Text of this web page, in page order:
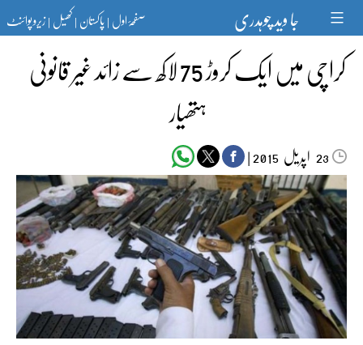
content جا وید چوہدری صفحۂ اول|پاکستان|کھیل|زیرو پوائنٹ
کراچی میں ایک کروڑ 75 لاکھ سے زائد غیر قانونی
ہتھیار
23 اپریل‬‮ |